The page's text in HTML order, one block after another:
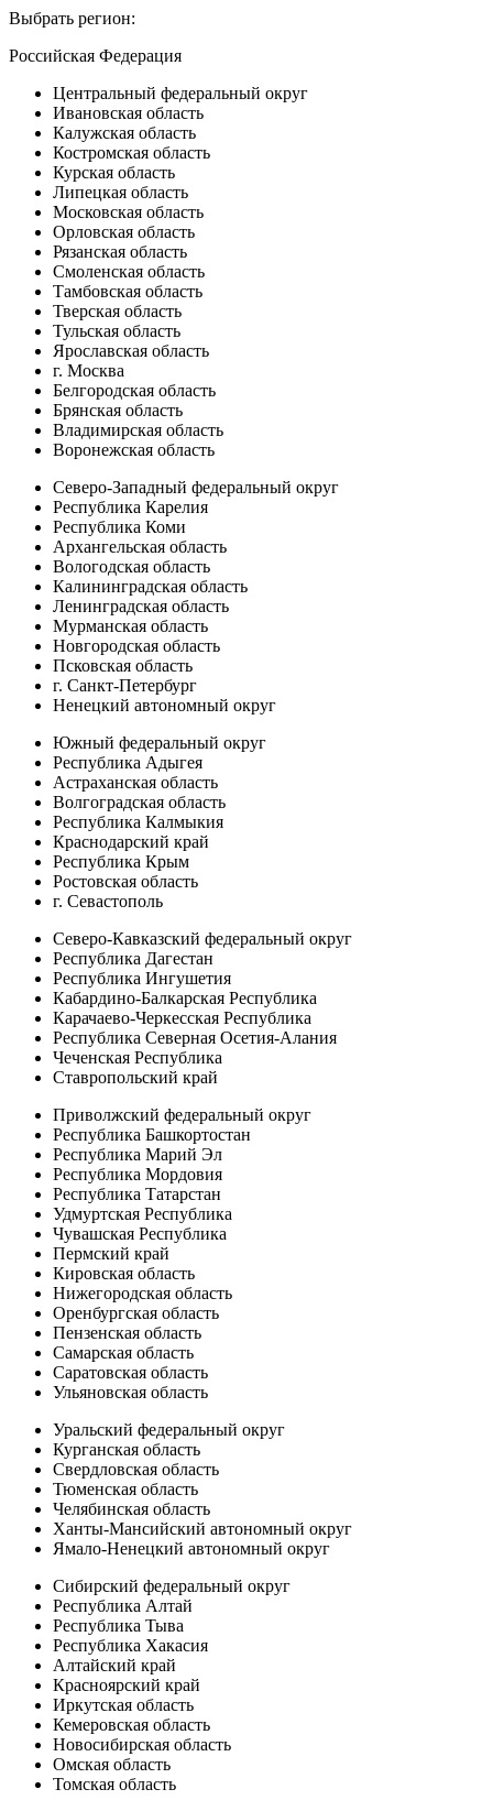
Выбрать регион:
Российская Федерация
Центральный федеральный округ
Ивановская область
Калужская область
Костромская область
Курская область
Липецкая область
Московская область
Орловская область
Рязанская область
Смоленская область
Тамбовская область
Тверская область
Тульская область
Ярославская область
г. Москва
Белгородская область
Брянская область
Владимирская область
Воронежская область
Северо-Западный федеральный округ
Республика Карелия
Республика Коми
Архангельская область
Вологодская область
Калининградская область
Ленинградская область
Мурманская область
Новгородская область
Псковская область
г. Санкт-Петербург
Ненецкий автономный округ
Южный федеральный округ
Республика Адыгея
Астраханская область
Волгоградская область
Республика Калмыкия
Краснодарский край
Республика Крым
Ростовская область
г. Севастополь
Северо-Кавказский федеральный округ
Республика Дагестан
Республика Ингушетия
Кабардино-Балкарская Республика
Карачаево-Черкесская Республика
Республика Северная Осетия-Алания
Чеченская Республика
Ставропольский край
Приволжский федеральный округ
Республика Башкортостан
Республика Марий Эл
Республика Мордовия
Республика Татарстан
Удмуртская Республика
Чувашская Республика
Пермский край
Кировская область
Нижегородская область
Оренбургская область
Пензенская область
Самарская область
Саратовская область
Ульяновская область
Уральский федеральный округ
Курганская область
Свердловская область
Тюменская область
Челябинская область
Ханты-Мансийский автономный округ
Ямало-Ненецкий автономный округ
Сибирский федеральный округ
Республика Алтай
Республика Тыва
Республика Хакасия
Алтайский край
Красноярский край
Иркутская область
Кемеровская область
Новосибирская область
Омская область
Томская область